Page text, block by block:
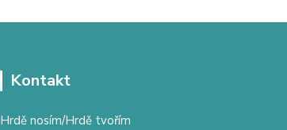
Kontakt
Hrdě nosím/Hrdě tvořím